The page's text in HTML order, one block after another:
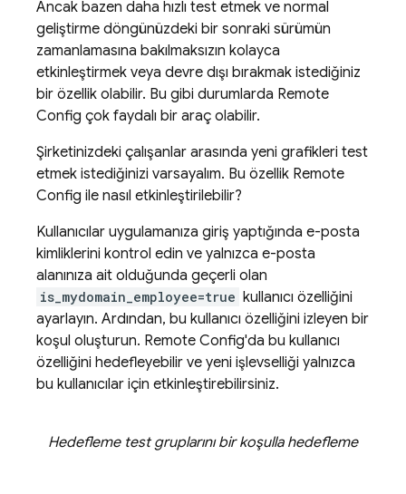
Ancak bazen daha hızlı test etmek ve normal
geliştirme döngünüzdeki bir sonraki sürümün
zamanlamasına bakılmaksızın kolayca
etkinleştirmek veya devre dışı bırakmak istediğiniz
bir özellik olabilir. Bu gibi durumlarda Remote
Config çok faydalı bir araç olabilir.
Şirketinizdeki çalışanlar arasında yeni grafikleri test
etmek istediğinizi varsayalım. Bu özellik Remote
Config ile nasıl etkinleştirilebilir?
Kullanıcılar uygulamanıza giriş yaptığında e-posta
kimliklerini kontrol edin ve yalnızca e-posta
alanınıza ait olduğunda geçerli olan
is_mydomain_employee=true kullanıcı özelliğini
ayarlayın. Ardından, bu kullanıcı özelliğini izleyen bir
koşul oluşturun. Remote Config'da bu kullanıcı
özelliğini hedefleyebilir ve yeni işlevselliği yalnızca
bu kullanıcılar için etkinleştirebilirsiniz.
Hedefleme test gruplarını bir koşulla hedefleme